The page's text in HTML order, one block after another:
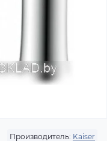
Производитель: Kaiser